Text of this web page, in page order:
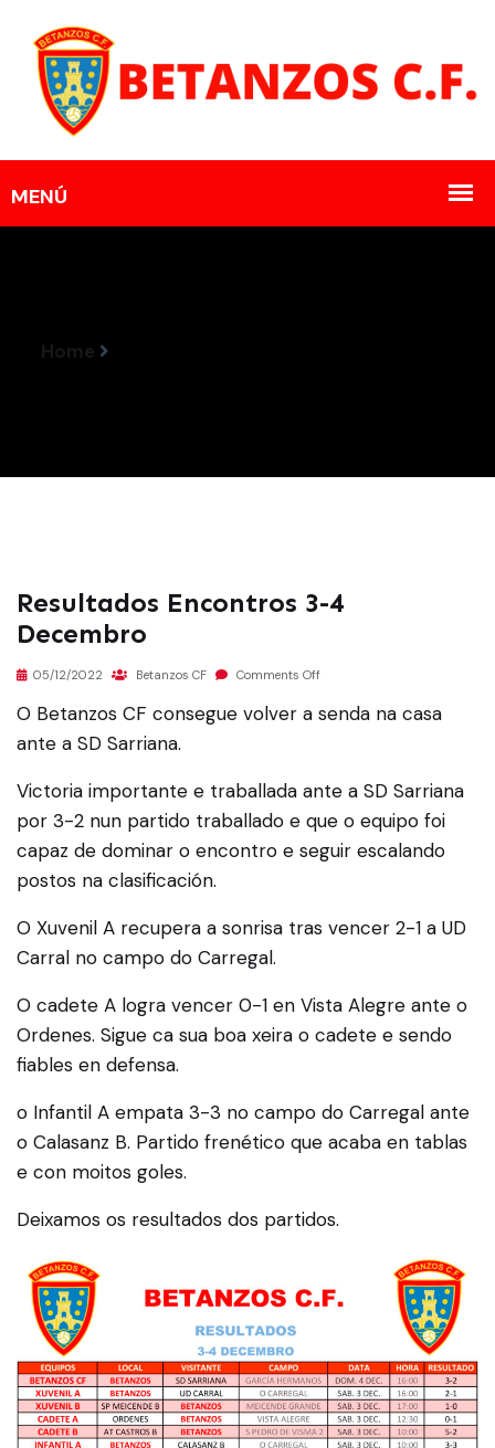
Home
Resultados Encontros 3-4
Decembro
05/12/2022 Betanzos CF Comments Off
O Betanzos CF consegue volver a senda na casa
ante a SD Sarriana.
Victoria importante e traballada ante a SD Sarriana
por 3-2 nun partido traballado e que o equipo foi
capaz de dominar o encontro e seguir escalando
postos na clasificación.
O Xuvenil A recupera a sonrisa tras vencer 2-1 a UD
Carral no campo do Carregal.
O cadete A logra vencer 0-1 en Vista Alegre ante o
Ordenes. Sigue ca sua boa xeira o cadete e sendo
fiables en defensa.
o Infantil A empata 3-3 no campo do Carregal ante
o Calasanz B. Partido frenético que acaba en tablas
e con moitos goles.
Deixamos os resultados dos partidos.